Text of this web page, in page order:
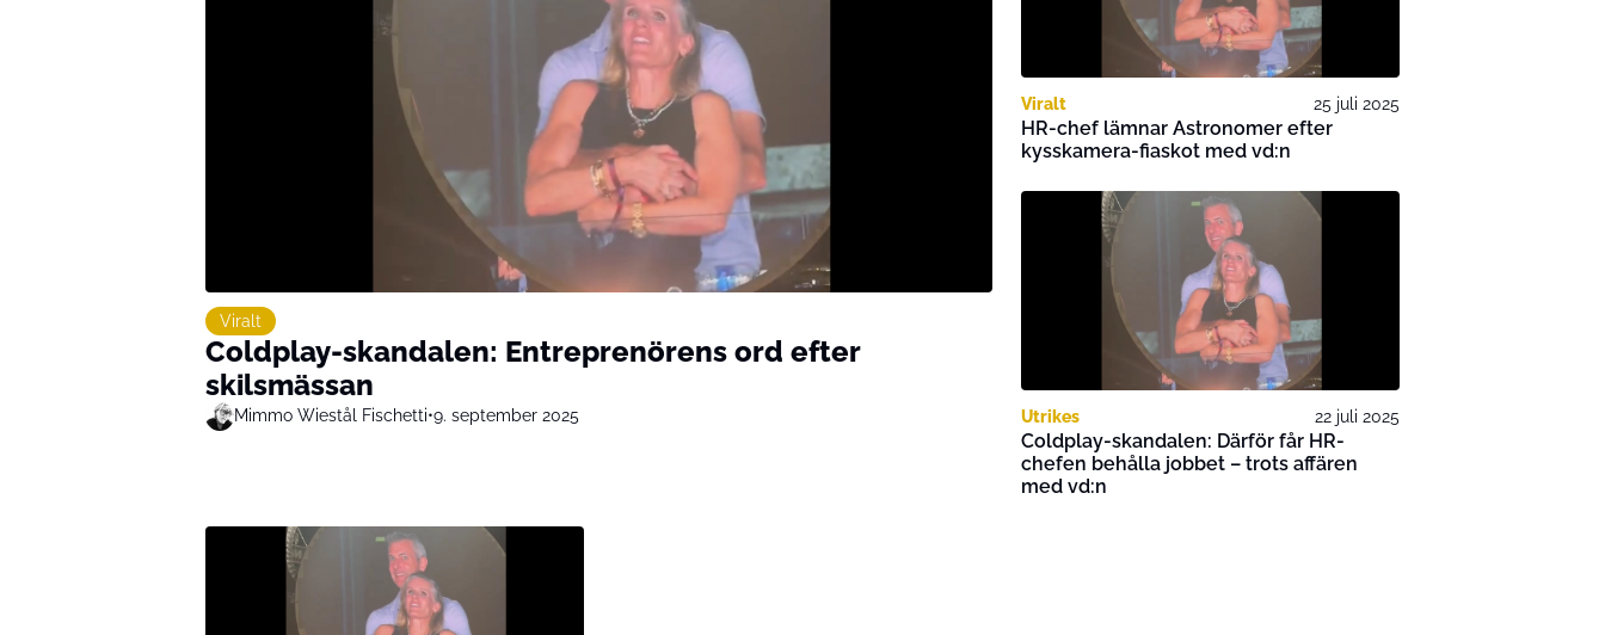
Viralt
Coldplay-skandalen: Entreprenörens ord efter
skilsmässan
Mimmo Wiestål Fischetti•9. september 2025
Viralt 25 juli 2025
HR-chef lämnar Astronomer efter
kysskamera-fiaskot med vd:n
Utrikes 22 juli 2025
Coldplay-skandalen: Därför får HR-
chefen behålla jobbet – trots affären
med vd:n